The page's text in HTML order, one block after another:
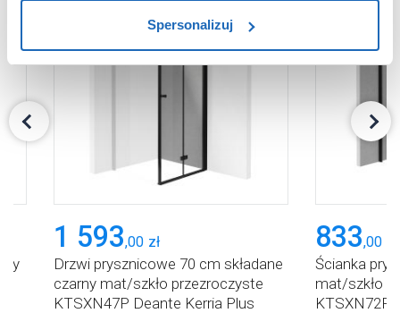
cookie, kliknij „Ustawienia plików cookie”.
uzyskać więcej informacji na temat plików cookie i tego,
dlaczego ich przepisy, przejdź do zakładu „Informacje o
Spersonalizuj
1 593,00 zł
Drzwi prysznicowe 70 cm składane
czarny mat/szkło przezroczyste
KTSXN47P Deante Kerria Plus
833,00
Ścianka
mat/szkło
KTSXN72P